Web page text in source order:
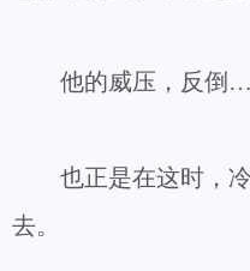
他的威压，反倒
也正是在这时，冷
去。